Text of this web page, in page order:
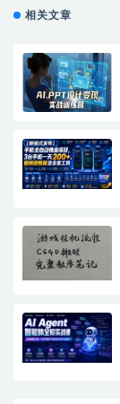
相关文章